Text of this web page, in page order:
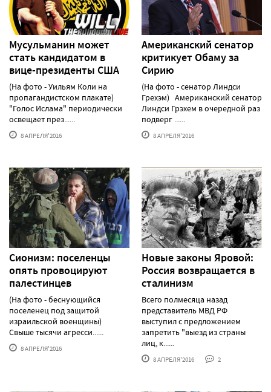
Мусульманин может
стать кандидатом в
вице-президенты США
(На фото - Уильям Коли на
пропагандистском плакате)
"Голос Ислама" периодически
освещает през......
8 АПРЕЛЯ'2016
Американский сенатор
критикует Обаму за
Сирию
(На фото - сенатор Линдси
Грехэм) Американский сенатор
Линдси Грэхем в очередной раз
подверг ......
8 АПРЕЛЯ'2016
Сионизм: поселенцы
опять провоцируют
палестинцев
(На фото - беснующийся
поселенец под защитой
израильской военщины)
Свыше тысячи агресси......
8 АПРЕЛЯ'2016
Новые законы Яровой:
Россия возвращается в
сталинизм
Всего полмесяца назад
представитель МВД РФ
выступил с предложением
запретить "выезд из страны
лиц, к......
8 АПРЕЛЯ'2016 2